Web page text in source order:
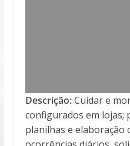
Descrição:Cuidar e
configurados em lojas;
planilhas e elaboração